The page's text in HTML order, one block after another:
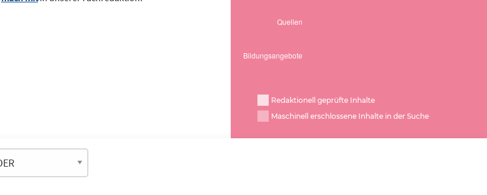
Redaktionell geprüfte Inhalte
Maschinell erschlossene Inhalte in der Suche